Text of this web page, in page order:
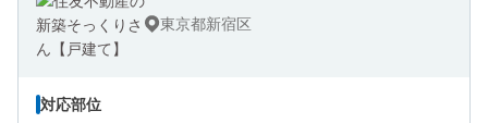
東京都新宿区
対応部位